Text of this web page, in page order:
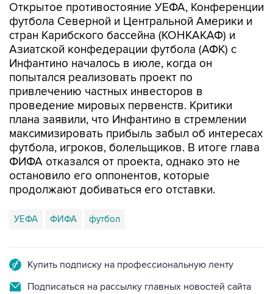
Открытое противостояние УЕФА, Конференции
футбола Северной и Центральной Америки и
стран Карибского бассейна (КОНКАКАФ) и
Азиатской конфедерации футбола (АФК) с
Инфантино началось в июле, когда он
попытался реализовать проект по
привлечению частных инвесторов в
проведение мировых первенств. Критики
плана заявили, что Инфантино в стремлении
максимизировать прибыль забыл об интересах
футбола, игроков, болельщиков. В итоге глава
ФИФА отказался от проекта, однако это не
остановило его оппонентов, которые
продолжают добиваться его отставки.
УЕФА ФИФА футбол
Купить подписку на профессиональную ленту
Подписаться на рассылку главных новостей сайта